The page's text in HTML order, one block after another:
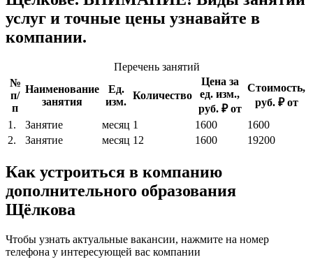
услуг и точные цены узнавайте в
компании.
Перечень занятий
№
п/
п
Наименование
занятия
Ед.
изм.
Количество
Цена за
ед. изм.,
руб. ₽ от
Стоимость,
руб. ₽ от
1.
Занятие месяц 1 1600
1600
2.
Занятие месяц 12 1600 19200
Как устроиться в компанию
дополнительного образования
Щёлкова
Чтобы узнать актуальные вакансии, нажмите на номер
телефона у интересующей вас компании